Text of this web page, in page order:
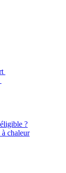
?
à chaleur